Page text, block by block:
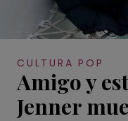
CULTURA POP
Amigo y
Jenner